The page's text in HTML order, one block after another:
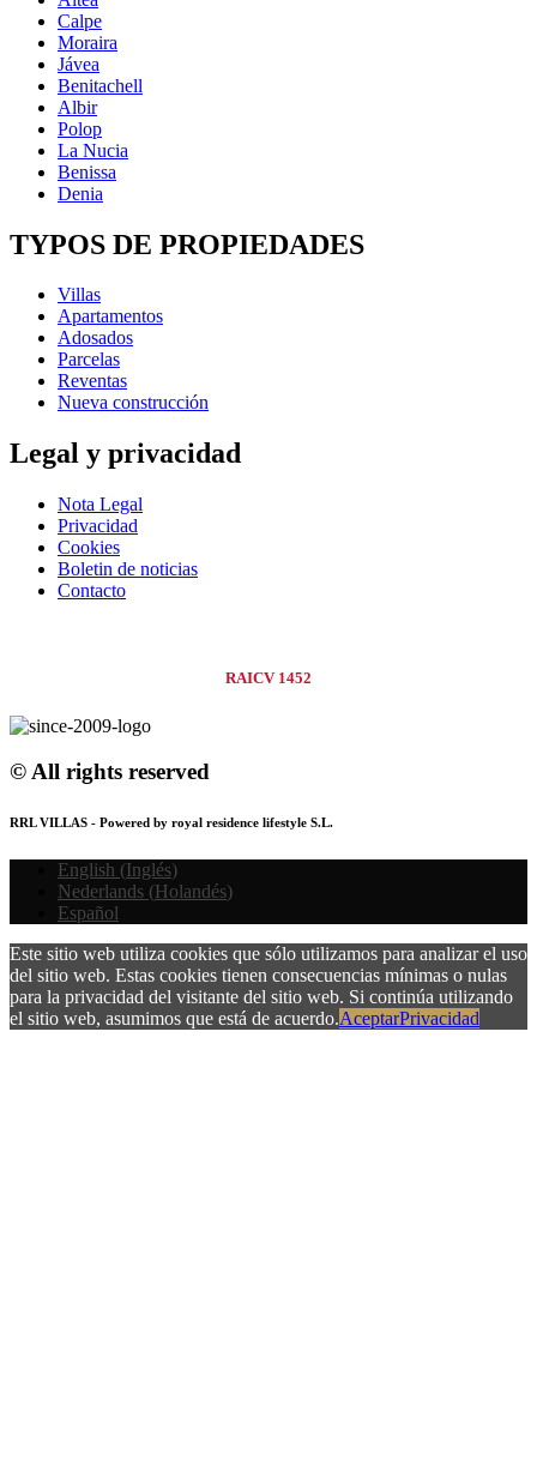
Calpe
Moraira
Jávea
Benitachell
Albir
Polop
La Nucia
Benissa
Denia
TYPOS DE PROPIEDADES
Villas
Apartamentos
Adosados
Parcelas
Reventas
Nueva construcción
Legal y privacidad
Nota Legal
Privacidad
Cookies
Boletin de noticias
Contacto
RAICV 1452
© All rights reserved
RRL VILLAS - Powered by royal residence lifestyle S.L.
English (Inglés)
Nederlands (Holandés)
Español
Este sitio web utiliza cookies que sólo utilizamos para analizar el uso
del sitio web. Estas cookies tienen consecuencias mínimas o nulas
para la privacidad del visitante del sitio web. Si continúa utilizando
el sitio web, asumimos que está de acuerdo.AceptarPrivacidad